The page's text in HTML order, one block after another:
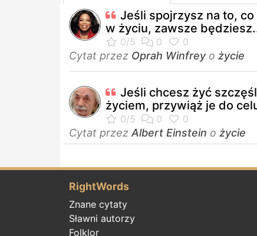
Jeśli spojrzysz na to, co
w życiu, zawsze
Cytat przez Oprah Winfreyo życie
Jeśli chcesz żyć
życiem, przywiąż je do
Cytat przez Albert Einstein o życie
RightWords
Znane cytaty
Sławni autorzy
Folklor